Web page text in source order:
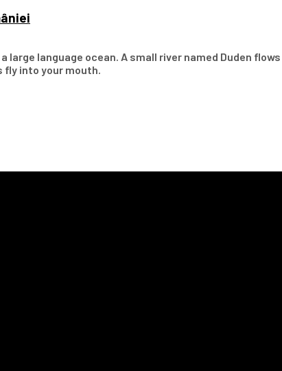
language ocean. A small river named Duden
into your mouth.